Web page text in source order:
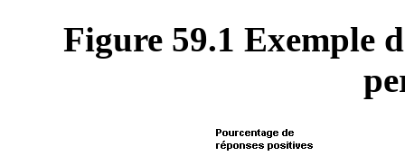
Figure 59.1 Exemple